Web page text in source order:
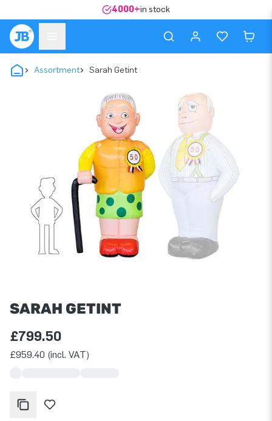
4000+in stock
Assortment Sarah Getint
SARAH GETINT
£799.50
£959.40 (incl. VAT)